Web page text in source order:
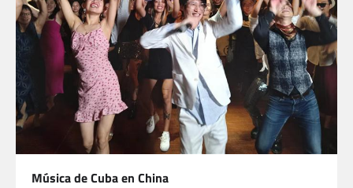
Música de Cuba en China